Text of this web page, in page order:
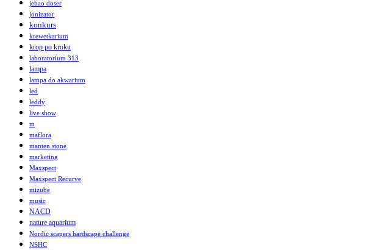
jebao doser
jonizator
konkurs
krewetkarium
krop po kroku
laboratorium 313
lampa
lampa do akwarium
led
leddy
live show
m
maflora
manten stone
marketing
Maxspect
Maxspect Recurve
mizube
music
NACD
nature aquarium
Nordic scapers hardscape challenge
NSHC